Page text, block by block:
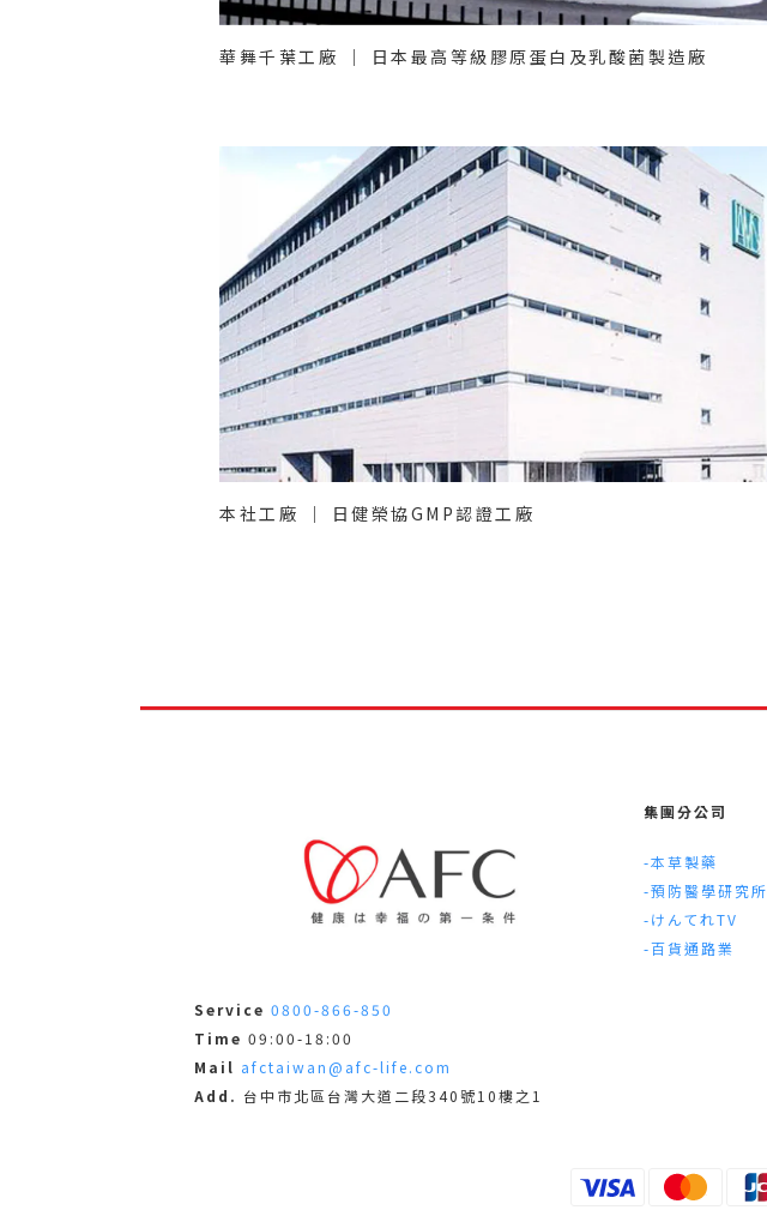
華舞千葉工廠 ｜ 日本最高等級膠原蛋白及乳酸菌製造廠
本社工廠 ｜ 日健榮協GMP認證工廠
Service 0800-866-850
Time 09:00-18:00
Mail afctaiwan@afc-life.com
Add. 台中市北區台灣大道二段340號10樓之1
集團分公司
-本草製藥
-預防醫學研究所
-けんてれTV
-百貨通路業